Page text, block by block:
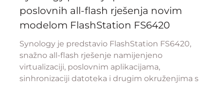
poslovnih all-flash rješenja novim
modelom FlashStation FS6420
Synology je predstavio FlashStation FS6420,
snažno all-flash rješenje namijenjeno
virtualizaciji, poslovnim aplikacijama,
sinhronizaciji datoteka i drugim okruženjima s